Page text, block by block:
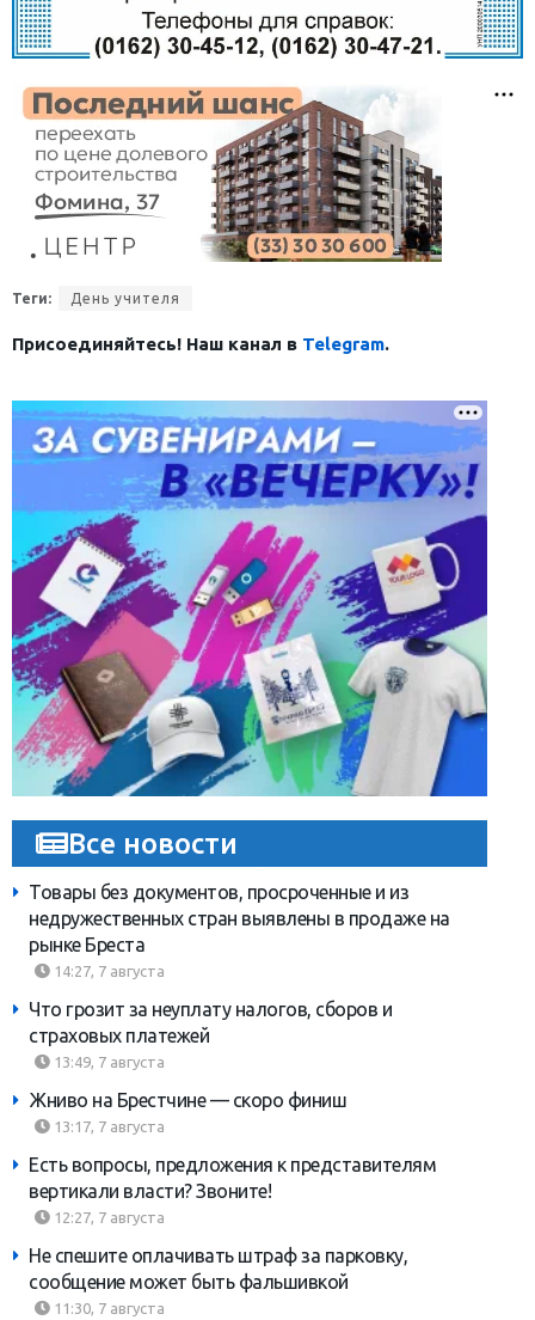
Теги: День учителя
Присоединяйтесь! Наш канал в Telegram.
Все новости
Товары без документов, просроченные и из
недружественных стран выявлены в продаже на
рынке Бреста
14:27, 7 августа
Что грозит за неуплату налогов, сборов и
страховых платежей
13:49, 7 августа
Жниво на Брестчине — скоро финиш
13:17, 7 августа
Есть вопросы, предложения к представителям
вертикали власти? Звоните!
12:27, 7 августа
Не спешите оплачивать штраф за парковку,
сообщение может быть фальшивкой
11:30, 7 августа